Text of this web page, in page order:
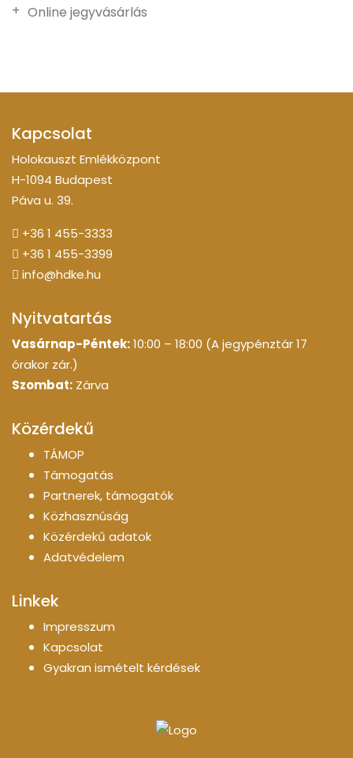
Online jegyvásárlás
Kapcsolat
Holokauszt Emlékközpont
H-1094 Budapest
Páva u. 39.
+36 1 455-3333
+36 1 455-3399
info@hdke.hu
Nyitvatartás
Vasárnap-Péntek:10:00 – 18:00 (A jegypénztár 17
órakor zár.)
Szombat: Zárva
Közérdekű
TÁMOP
Támogatás
Partnerek, támogatók
Közhasznúság
Közérdekű adatok
Adatvédelem
Linkek
Impresszum
Kapcsolat
Gyakran ismételt kérdések